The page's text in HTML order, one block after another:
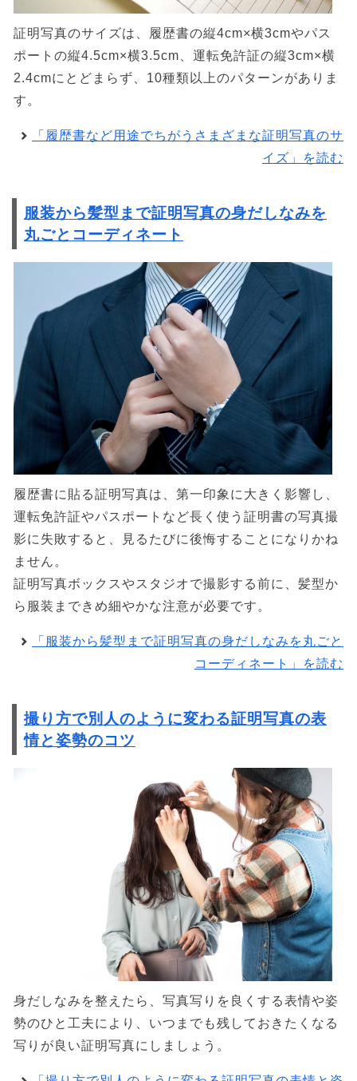
証明写真のサイズは、履歴書の縦4cm×横3cmやパス
ポートの縦4.5cm×横3.5cm、運転免許証の縦3cm×横
2.4cmにとどまらず、10種類以上のパターンがありま
す。
「履歴書など用途でちがうさまざまな証明写真のサ
イズ」を読む
服装から髪型まで証明写真の身だしなみを
丸ごとコーディネート
履歴書に貼る証明写真は、第一印象に大きく影響し、
運転免許証やパスポートなど長く使う証明書の写真撮
影に失敗すると、見るたびに後悔することになりかね
ません。
証明写真ボックスやスタジオで撮影する前に、髪型か
ら服装まできめ細やかな注意が必要です。
「服装から髪型まで証明写真の身だしなみを丸ごと
コーディネート」を読む
撮り方で別人のように変わる証明写真の表
情と姿勢のコツ
身だしなみを整えたら、写真写りを良くする表情や姿
勢のひと工夫により、いつまでも残しておきたくなる
写りが良い証明写真にしましょう。